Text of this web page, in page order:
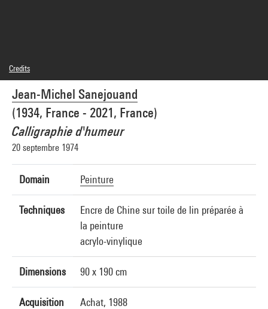
Jean-Michel Sanejouand
(1934, France - 2021, France)
Calligraphie d'humeur
20 septembre 1974
Domain Peinture
Techniques
Encre de Chine sur toile de lin préparée à
la peinture
acrylo-vinylique
Dimensions 90 x 190 cm
Acquisition Achat, 1988
Credits
© Succession Sanejouand
Photo credits : Centre Pompidou, MNAM-CCI/Philippe Migeat/Dist. GrandPalaisRmn
Image reference : 4R09496 [1988 CX 0222]